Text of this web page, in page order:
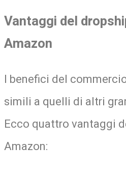
Vantaggi del
Amazon
I benefici del
simili a quelli di altri
Ecco quattro vantaggi
Amazon: